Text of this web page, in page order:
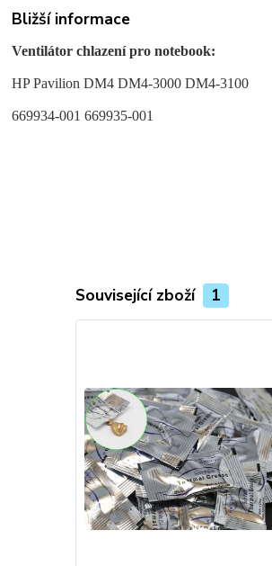
Bližší informace
Ventilátor chlazení pro notebook:
HP Pavilion DM4 DM4-3000 DM4-3100
669934-001 669935-001
Související zboží 1